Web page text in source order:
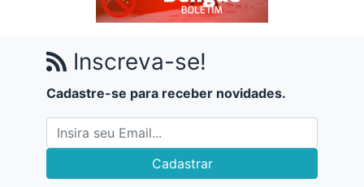
Inscreva-se!
Cadastre-se para receber novidades.
Cadastrar